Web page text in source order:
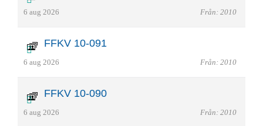
6 aug 2026 Från: 2010
FFKV 10-091
6 aug 2026 Från: 2010
FFKV 10-090
6 aug 2026 Från: 2010